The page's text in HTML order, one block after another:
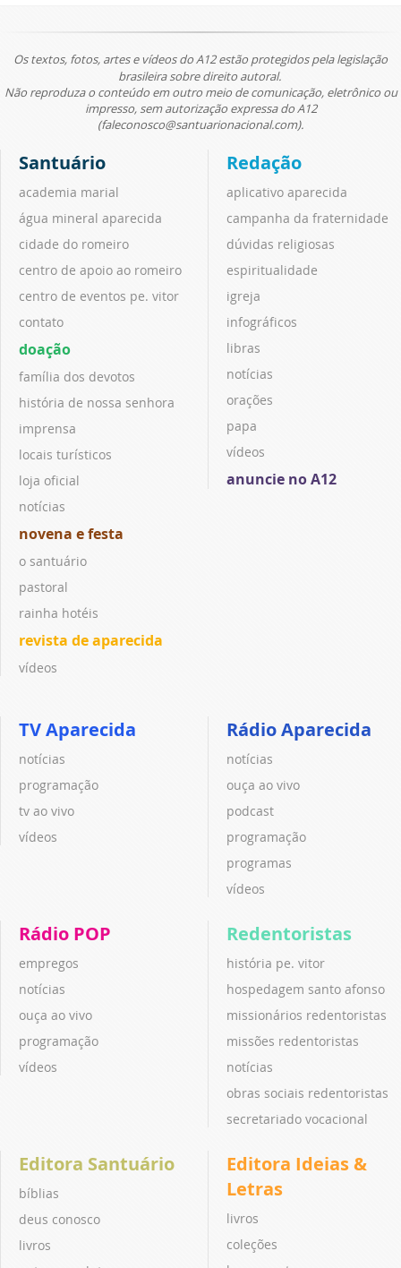
Os textos, fotos, artes e vídeos do A12 estão protegidos pela legislação
brasileira sobre direito autoral.
Não reproduza o conteúdo em outro meio de comunicação, eletrônico ou
impresso, sem autorização expressa do A12
(faleconosco@santuarionacional.com).
Santuário
academia marial
água mineral aparecida
cidade do romeiro
centro de apoio ao romeiro
centro de eventos pe. vitor
contato
doação
família dos devotos
história de nossa senhora
imprensa
locais turísticos
loja oficial
notícias
novena e festa
o santuário
pastoral
rainha hotéis
revista de aparecida
vídeos
Redação
aplicativo aparecida
campanha da fraternidade
dúvidas religiosas
espiritualidade
igreja
infográficos
libras
notícias
orações
papa
vídeos
anuncie no A12
TV Aparecida
notícias
programação
tv ao vivo
vídeos
Rádio Aparecida
notícias
ouça ao vivo
podcast
programação
programas
vídeos
Rádio POP
empregos
notícias
ouça ao vivo
programação
vídeos
Redentoristas
história pe. vitor
hospedagem santo afonso
missionários redentoristas
missões redentoristas
notícias
obras sociais redentoristas
secretariado vocacional
Editora Santuário
bíblias
deus conosco
livros
Editora Ideias &
Letras
livros
coleções